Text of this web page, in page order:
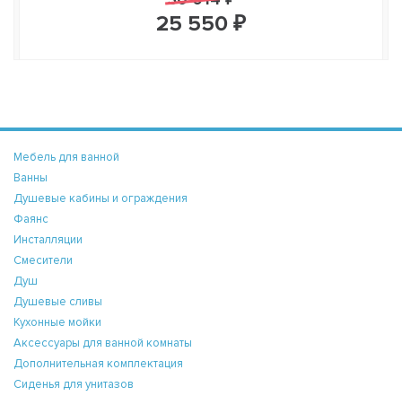
25 550 ₽
Мебель для ванной
Ванны
Душевые кабины и ограждения
Фаянс
Инсталляции
Смесители
Душ
Душевые сливы
Кухонные мойки
Аксессуары для ванной комнаты
Дополнительная комплектация
Сиденья для унитазов